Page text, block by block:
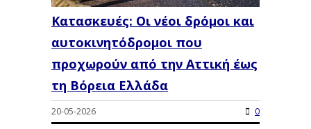
Κατασκευές: Οι νέοι δρόμοι και
αυτοκινητόδρομοι που
προχωρούν από την Αττική έως
τη Βόρεια Ελλάδα
20-05-2026 0